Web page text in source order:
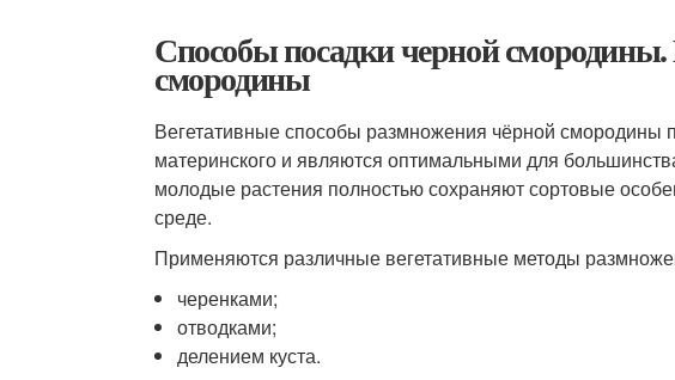
Способы посадки черной
смородины
Вегетативные способы размножения чёрной смородины
материнского и являются оптимальными для
молодые растения полностью сохраняют сортовые
среде.
Применяются различные вегетативные методы
черенками;
отводками;
делением куста.